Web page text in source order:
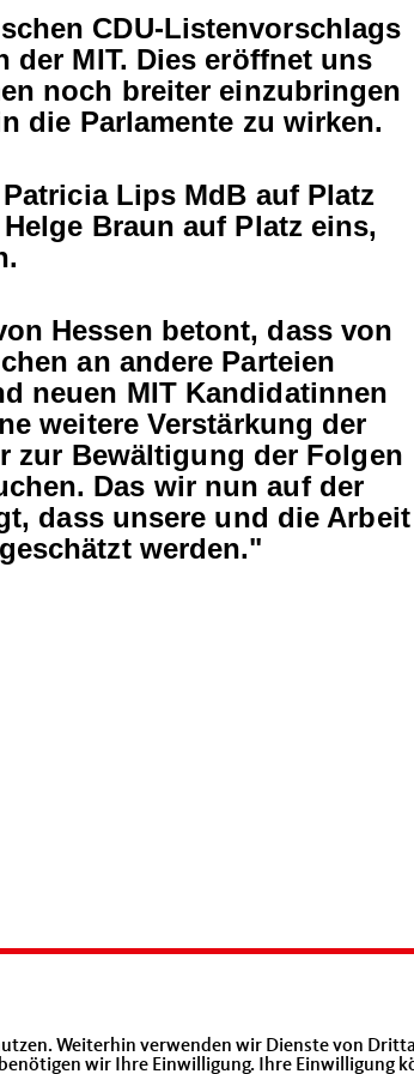
CDU-Listenvorschlags
MIT. Dies eröffnet uns
noch breiter einzubringen
die Parlamente zu wirken.
Lips MdB auf Platz
Braun auf Platz eins,
Hessen betont, dass von
an andere Parteien
neuen MIT Kandidatinnen
weitere Verstärkung der
zur Bewältigung der Folgen
Das wir nun auf der
dass unsere und die Arbeit
werden."
und Wirtschaftsunion
Weiterhin verwenden wir Dienste von
wir Ihre Einwilligung. Ihre Einwilligung